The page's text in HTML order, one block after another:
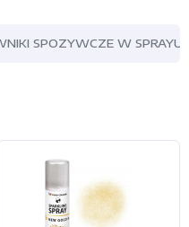
SPOZYWCZE W SPRAYU